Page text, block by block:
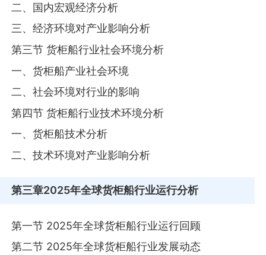
二、国内宏观经济分析
三、经济环境对产业影响分析
第三节 货柜船行业社会环境分析
一、货柜船产业社会环境
二、社会环境对行业的影响
第四节 货柜船行业技术环境分析
一、货柜船技术分析
二、技术环境对产业影响分析
第三章2025年全球货柜船行业运行分析
第一节 2025年全球货柜船行业运行回顾
第二节 2025年全球货柜船行业发展动态